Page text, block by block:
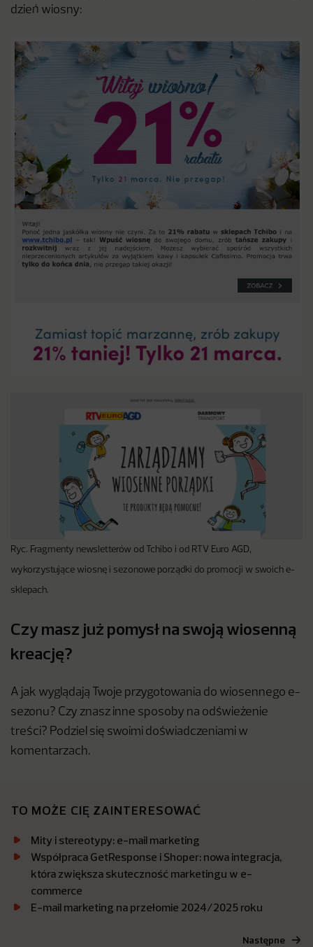
dzień wiosny:
Ryc. Fragmenty newsletterów od Tchibo i od RTV Euro AGD,
wykorzystujące wiosnę i sezonowe porządki do promocji w swoich e-
sklepach.
Czy masz już pomysł na swoją wiosenną
kreację?
A jak wyglądają Twoje przygotowania do wiosennego e-
sezonu? Czy znasz inne sposoby na odświeżenie
treści? Podziel się swoimi doświadczeniami w
komentarzach.
TO MOŻE CIĘ ZAINTERESOWAĆ
Mity i stereotypy: e-mail marketing
Współpraca GetResponse i Shoper: nowa integracja,
która zwiększa skuteczność marketingu w e-
commerce
E-mail marketing na przełomie 2024/2025 roku
Następne